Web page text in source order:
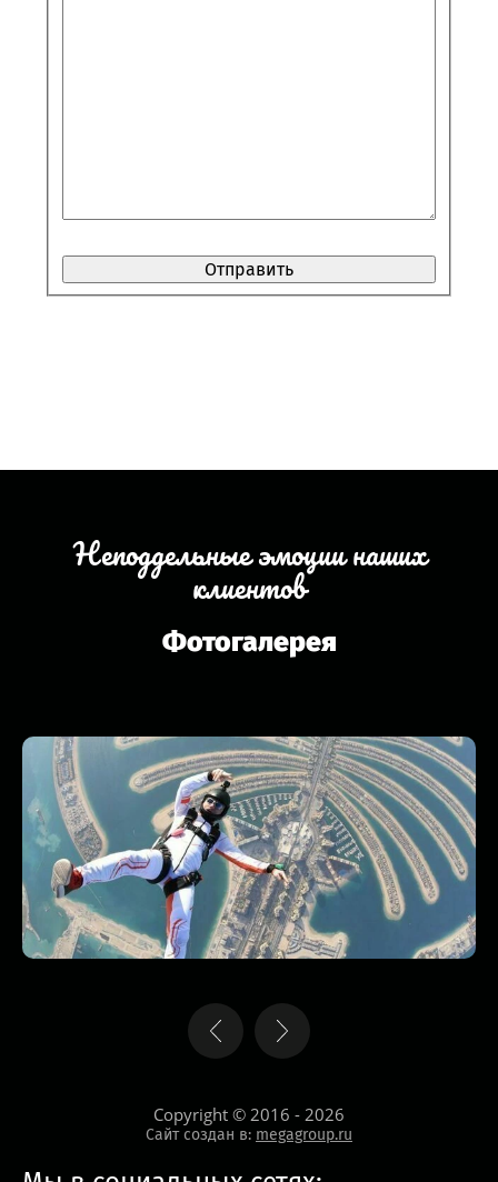
Неподдельные эмоции наших
клиентов
Фотогалерея
Copyright © 2016 - 2026
Сайт создан в: megagroup.ru